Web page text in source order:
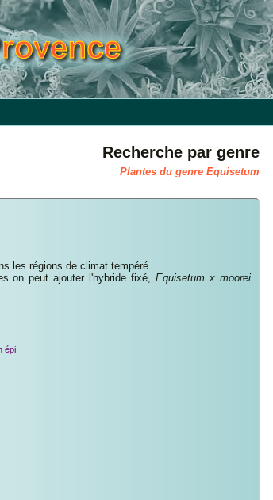
Recherche par genre
Plantes du genre Equisetum
les régions de climat tempéré.
on peut ajouter l'hybride fixé,Equisetum x moorei
épi.